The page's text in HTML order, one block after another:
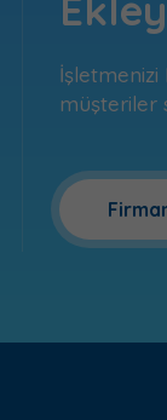
müşteriler